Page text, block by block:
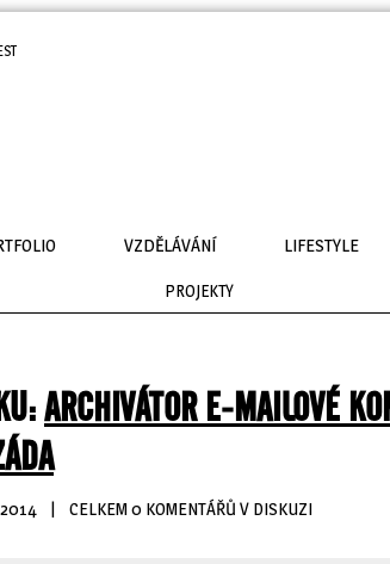
ARCHIVÁTOR E-MAILOVÉ
| CELKEM 0 KOMENTÁŘŮ V DISKUZI
VZDĚLÁVÁNÍ LIFESTYLE
PROJEKTY